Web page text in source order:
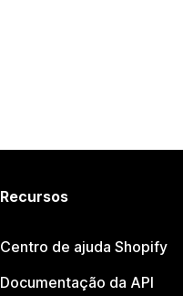
Recursos
Centro de ajuda Shopify
Documentação da API